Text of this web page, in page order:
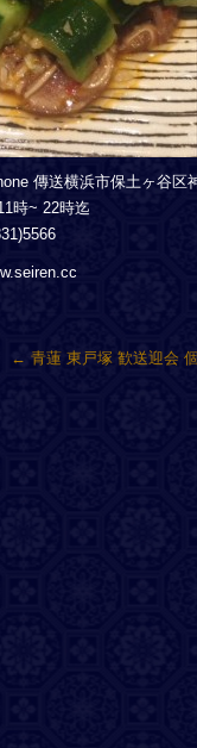
傳送横浜市保土ヶ谷区
時~ 22時迄
← 青蓮 東戸塚 歓送迎会